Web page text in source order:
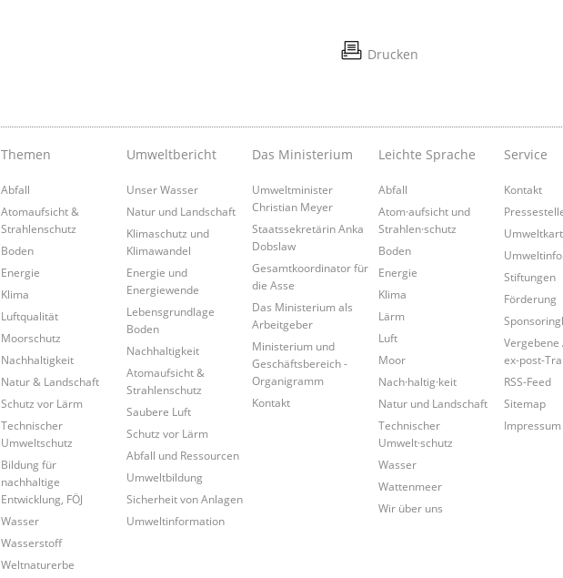
Drucken
Themen
Abfall
Atomaufsicht &
Strahlenschutz
Boden
Energie
Klima
Luftqualität
Moorschutz
Nachhaltigkeit
Natur & Landschaft
Schutz vor Lärm
Technischer
Umweltschutz
Bildung für
nachhaltige
Entwicklung, FÖJ
Wasser
Wasserstoff
Weltnaturerbe
Umweltbericht
Unser Wasser
Natur und Landschaft
Klimaschutz und
Klimawandel
Energie und
Energiewende
Lebensgrundlage
Boden
Nachhaltigkeit
Atomaufsicht &
Strahlenschutz
Saubere Luft
Schutz vor Lärm
Abfall und Ressourcen
Umweltbildung
Sicherheit von Anlagen
Umweltinformation
Das Ministerium
Umweltminister
Christian Meyer
Staatssekretärin Anka
Dobslaw
Gesamtkoordinator für
die Asse
Das Ministerium als
Arbeitgeber
Ministerium und
Geschäftsbereich -
Organigramm
Kontakt
Leichte Sprache
Abfall
Atom·aufsicht und
Strahlen·schutz
Boden
Energie
Klima
Lärm
Luft
Moor
Nach·haltig·keit
Natur und Landschaft
Technischer
Umwelt·schutz
Wasser
Wattenmeer
Wir über uns
Service
Kontakt
Stiftungen
Förderung
ex-post-
RSS-Feed
Sitemap
Impressum